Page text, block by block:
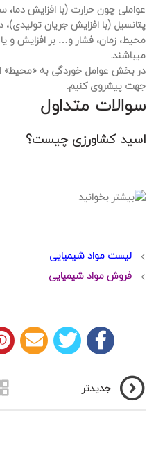
عواملی چون حرارت (با افزایش
پتانسیل (با افزایش جریان
محیط، زمان، فشار و… بر افزایش و
میباشند.
در بخش عوامل خوردگی به «محیط»
جهت پیشروی کنیم.
سوالات متداول
اسید کشاورزی چیست؟
لیست مواد شیمیایی
فروش مواد شیمیایی
جدیدتر